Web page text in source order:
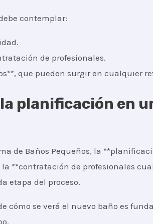
contemplar:
de profesionales.
que pueden surgir en cualquier
planificación en
de Baños Pequeños, la
**contratación de profesionales
etapa del proceso.
cómo se verá el nuevo baño es